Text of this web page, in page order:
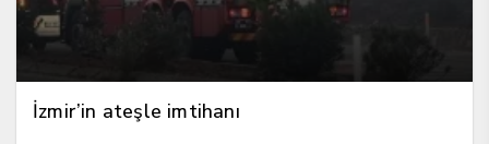
İzmir’in ateşle imtihanı